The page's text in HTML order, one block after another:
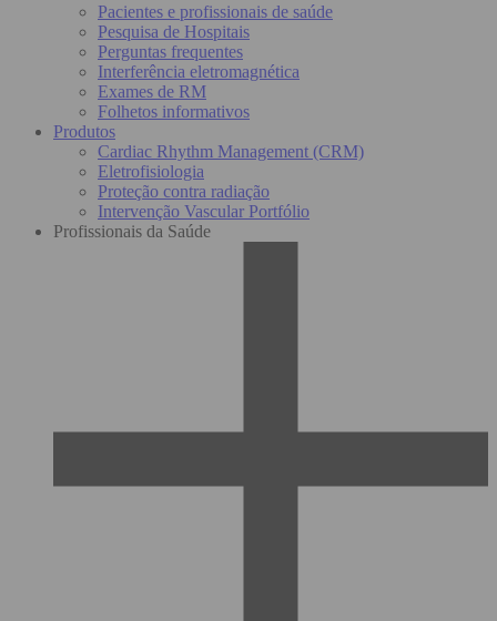
Pacientes e profissionais de saúde
Pesquisa de Hospitais
Perguntas frequentes
Interferência eletromagnética
Exames de RM
Folhetos informativos
Produtos
Cardiac Rhythm Management (CRM)
Eletrofisiologia
Proteção contra radiação
Intervenção Vascular Portfólio
Profissionais da Saúde